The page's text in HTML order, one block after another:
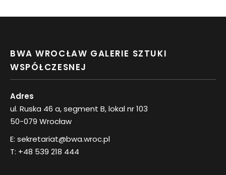
BWA WROCŁAW GALERIE SZTUKI
WSPÓŁCZESNEJ
Adres
ul. Ruska 46 a, segment B, lokal nr 103
50-079 Wrocław
E: sekretariat@bwa.wroc.pl
T: +48 539 218 444